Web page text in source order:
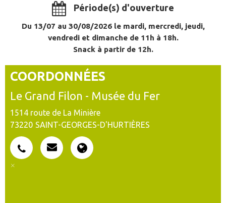
Période(s) d'ouverture
Du 13/07 au 30/08/2026 le mardi, mercredi, jeudi,
vendredi et dimanche de 11h à 18h.
Snack à partir de 12h.
COORDONNÉES
Le Grand Filon - Musée du Fer
1514 route de La Minière
73220 SAINT-GEORGES-D'HURTIÈRES